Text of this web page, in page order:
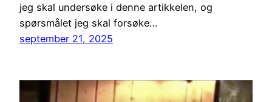
jeg skal undersøke i denne artikkelen, og
spørsmålet jeg skal forsøke…
september 21, 2025